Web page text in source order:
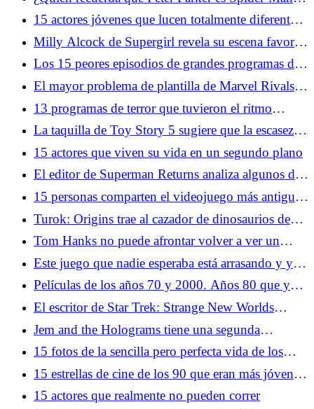
en Brand New Day?
15 actores jóvenes que lucen totalmente diferentes
ahora
Milly Alcock de Supergirl revela su escena favorita
de los cómics de Woman of Tomorrow
Los 15 peores episodios de grandes programas de
televisión
El mayor problema de plantilla de Marvel Rivals
no son los mutantes, sino el equilibrio de roles
13 programas de terror que tuvieron el ritmo
perfecto
La taquilla de Toy Story 5 sugiere que la escasez
de secuelas sigue siendo algo bueno
15 actores que viven su vida en un segundo plano
El editor de Superman Returns analiza algunos de
los mayores problemas de la película
15 personas comparten el videojuego más antiguo
que recuerdan haber jugado
Turok: Origins trae al cazador de dinosaurios de
entre los muertos
Tom Hanks no puede afrontar volver a ver un
momento de náufrago: "Me levantaré y saldré de la
habitación"
Este juego que nadie esperaba está arrasando y ya
tiene a miles de jugadores enganchados
Películas de los años 70 y 2000. Años 80 que ya
no puedes ver
El escritor de Star Trek: Strange New Worlds
minimiza las críticas a la temporada 3
Jem and the Holograms tiene una segunda
oportunidad en la acción en vivo
15 fotos de la sencilla pero perfecta vida de los
videojuegos en los años 70
15 estrellas de cine de los 90 que eran más jóvenes
de lo que pensabas
15 actores que realmente no pueden correr